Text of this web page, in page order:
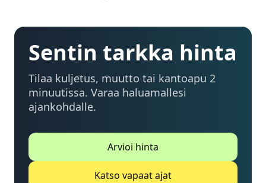
Sentin tarkka hinta
Tilaa kuljetus, muutto tai kantoapu 2
minuutissa. Varaa haluamallesi
ajankohdalle.
Arvioi hinta
Katso vapaat ajat